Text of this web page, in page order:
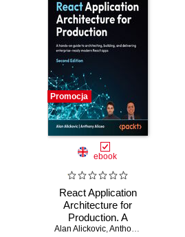
Promocja
ebook
React Application
Architecture for
Production. A
hands-on guide to
Alan Alickovic,Anthony Alicea